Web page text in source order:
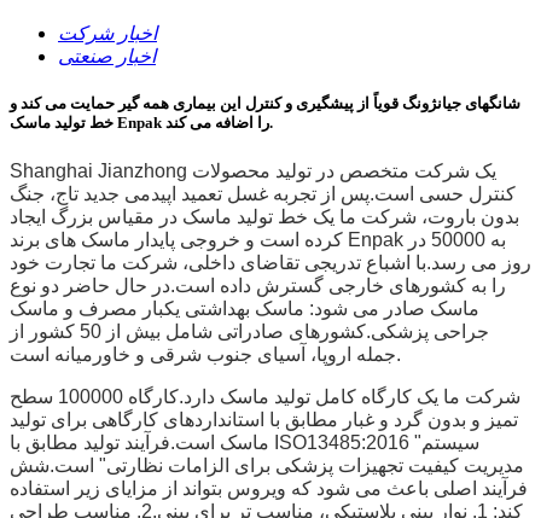
اخبار شرکت
اخبار صنعتی
شانگهای جیانژونگ قویاً از پیشگیری و کنترل این بیماری همه گیر حمایت می کند و
خط تولید ماسک Enpak را اضافه می کند.
Shanghai Jianzhong یک شرکت متخصص در تولید محصولات
کنترل حسی است.پس از تجربه غسل ​​تعمید اپیدمی جدید تاج، جنگ
بدون باروت، شرکت ما یک خط تولید ماسک در مقیاس بزرگ ایجاد
کرده است و خروجی پایدار ماسک های برند Enpak به 50000 در
روز می رسد.با اشباع تدریجی تقاضای داخلی، شرکت ما تجارت خود
را به کشورهای خارجی گسترش داده است.در حال حاضر دو نوع
ماسک صادر می شود: ماسک بهداشتی یکبار مصرف و ماسک
جراحی پزشکی.کشورهای صادراتی شامل بیش از 50 کشور از
جمله اروپا، آسیای جنوب شرقی و خاورمیانه است.
شرکت ما یک کارگاه کامل تولید ماسک دارد.کارگاه 100000 سطح
تمیز و بدون گرد و غبار مطابق با استانداردهای کارگاهی برای تولید
ماسک است.فرآیند تولید مطابق با ISO13485:2016 "سیستم
مدیریت کیفیت تجهیزات پزشکی برای الزامات نظارتی" است.شش
فرآیند اصلی باعث می شود که ویروس بتواند از مزایای زیر استفاده
کند: 1. نوار بینی پلاستیکی، مناسب تر برای بینی.2. مناسب طراحی